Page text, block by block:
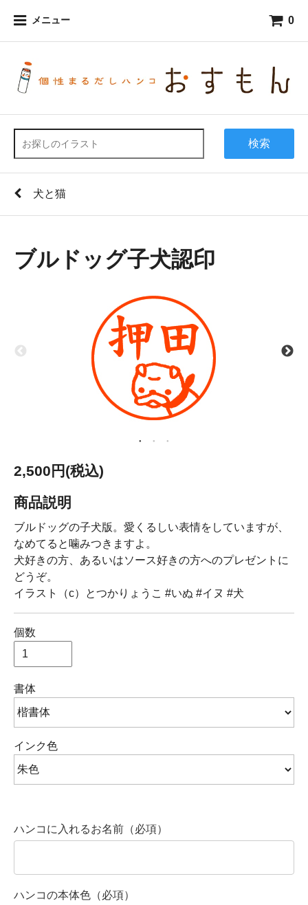
メニュー 0
検索
犬と猫
ブルドッグ子犬認印
2,500円(税込)
商品説明
ブルドッグの子犬版。愛くるしい表情をしていますが、
なめてると噛みつきますよ。
犬好きの方、あるいはソース好きの方へのプレゼントに
どうぞ。
イラスト（c）とつかりょうこ #いぬ #イヌ #犬
個数
書体
インク色
ハンコに入れるお名前（必項）
ハンコの本体色（必項）